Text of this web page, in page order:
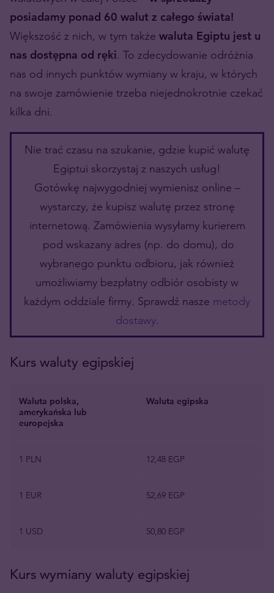
posiadamy ponad 60 walut z całego świata!
Większość z nich, w tym także waluta Egiptu jest u
nas dostępna od ręki. To zdecydowanie odróżnia
nas od innych punktów wymiany w kraju, w których
na swoje zamówienie trzeba niejednokrotnie czekać
kilka dni.
Nie trać czasu na szukanie, gdzie kupić walutę
Egiptui skorzystaj z naszych usług!
Gotówkę najwygodniej wymienisz online –
wystarczy, że kupisz walutę przez stronę
internetową. Zamówienia wysyłamy kurierem
pod wskazany adres (np. do domu), do
wybranego punktu odbioru, jak również
umożliwiamy bezpłatny odbiór osobisty w
każdym oddziale firmy. Sprawdź nasze metody
dostawy.
Kurs waluty egipskiej
Waluta polska,
amerykańska lub
europejska
Waluta egipska
1 PLN 12,48 EGP
1 EUR 52,69 EGP
1 USD 50,80 EGP
Kurs wymiany waluty egipskiej